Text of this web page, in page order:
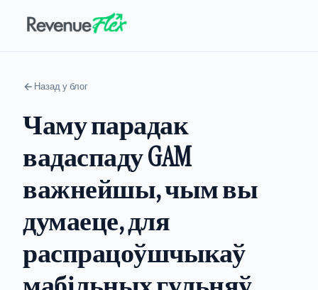
Назад у блог
Чаму парадак
вадаспаду GAM
важнейшы, чым вы
думаеце, для
распрацоўшчыкаў